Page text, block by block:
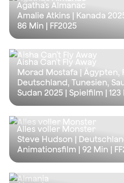
Agatha's Almanac
Amalie Atkins | Kanada
86 Min | FF2025
Aisha Can't Fly Away
Morad Mostafa | Ägypten,
Deutschland, Tunesien,
Sudan 2025 | Spielfilm |
Alles voller Monster
Steve Hudson |
Animationsfilm | 92 Min |